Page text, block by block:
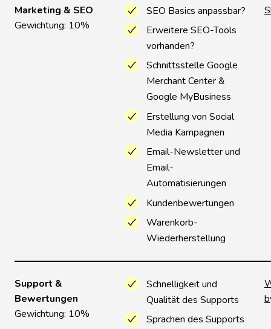
Marketing & SEO
Gewichtung: 10%
SEO Basics anpassbar?
Erweitere SEO-Tools
vorhanden?
Schnittsstelle Google
Merchant Center &
Google MyBusiness
Erstellung von Social
Media Kampagnen
Email-Newsletter und
Email-
Automatisierungen
Kundenbewertungen
Warenkorb-
Wiederherstellung
Support &
Bewertungen
Gewichtung: 10%
Schnelligkeit und
Qualität des Supports
Sprachen des Supports